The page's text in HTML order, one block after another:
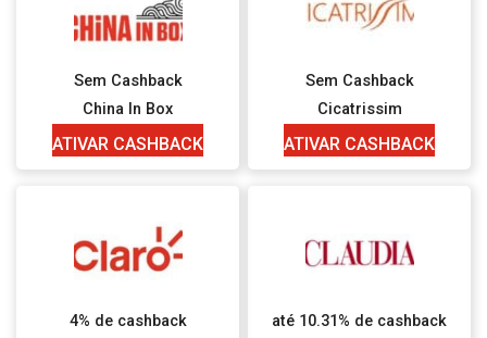
Sem Cashback
China In Box
ATIVAR CASHBACK
Sem Cashback
Cicatrissim
ATIVAR CASHBACK
4% de cashback
até 10.31% de cashback